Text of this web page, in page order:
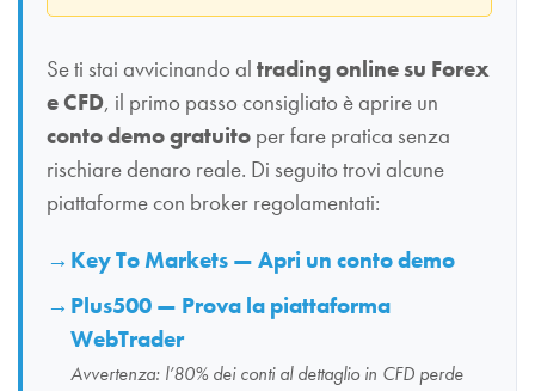
Se ti stai avvicinando al trading online su Forex
e CFD, il primo passo consigliato è aprire un
conto demo gratuito per fare pratica senza
rischiare denaro reale. Di seguito trovi alcune
piattaforme con broker regolamentati:
Key To Markets — Apri un conto demo
Plus500 — Prova la piattaforma
WebTrader
Avvertenza: l’80% dei conti al dettaglio in CFD perde